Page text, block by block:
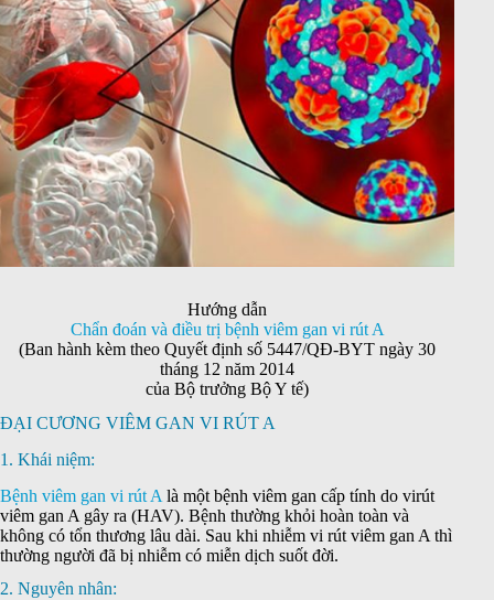
Hướng dẫn
Chẩn đoán và điều trị bệnh viêm gan vi rút A
(Ban hành kèm theo Quyết định số 5447/QĐ-BYT ngày 30
tháng 12 năm 2014
của Bộ trưởng Bộ Y tế)
ĐẠI CƯƠNG VIÊM GAN VI RÚT A
1. Khái niệm:
Bệnh viêm gan vi rút A là một bệnh viêm gan cấp tính do virút
viêm gan A gây ra (HAV). Bệnh thường khỏi hoàn toàn và
không có tổn thương lâu dài. Sau khi nhiễm vi rút viêm gan A thì
thường người đã bị nhiễm có miễn dịch suốt đời.
2. Nguyên nhân: